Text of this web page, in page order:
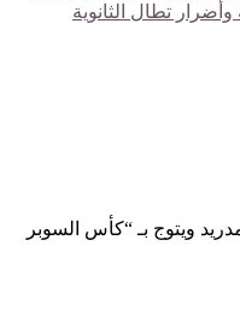
تطال الثانوية
ويتوج بـ “كأس السوبر